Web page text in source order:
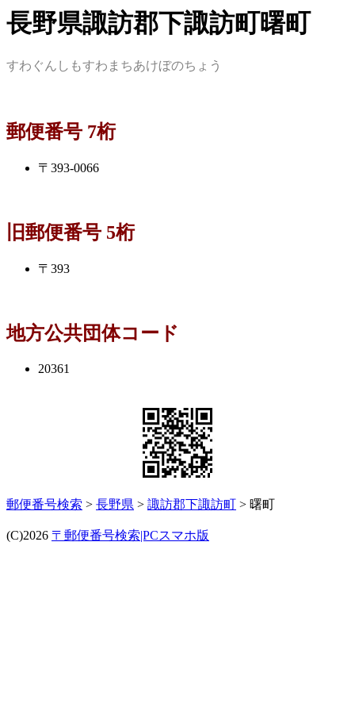
長野県諏訪郡下諏訪町曙町
すわぐんしもすわまちあけぼのちょう
郵便番号 7桁
〒393-0066
旧郵便番号 5桁
〒393
地方公共団体コード
20361
郵便番号検索 > 長野県 > 諏訪郡下諏訪町 > 曙町
(C)2026 〒郵便番号検索|PCスマホ版